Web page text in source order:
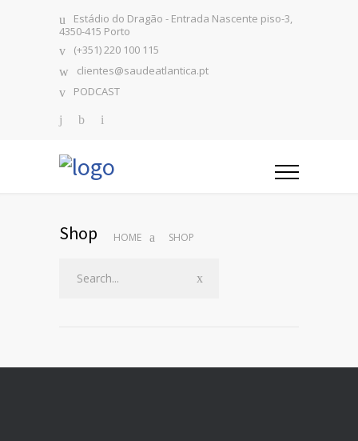
Estádio do Dragão - Entrada Nascente piso-3,
4350-415 Porto
(+351) 220 100 115
clientes@saudeatlantica.pt
PODCAST
Shop HOME SHOP